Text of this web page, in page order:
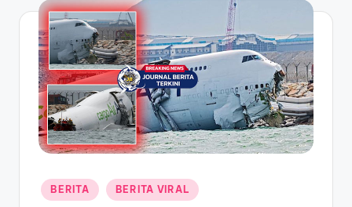
a
B
ri
Posted
in
BERITA BERITA VIRAL